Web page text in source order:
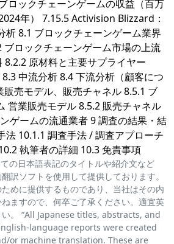
ロックチェーンゲームの収益（百万
年） 7.15.5 Activision Blizzard：
析 8.1 ブロックチェーンゲーム業界
ブロックチェーンゲーム市場の上流
8.2.2 原材料と主要サプライヤー
中流分析 8.4 下流分析（顧客につ
販売モデル、販売チャネル 8.5.1 ブ
営業販売モデル 8.5.2 販売チャネル
ゲームの流通業者 9 調査の結果・結
法 10.1.1 調査手法 / 調査アプローチ
執筆者の詳細 10.3 免責事項
の日本語表記のタイトルや紹介文など
訳ソフトを使用して提供しております。
めに提供するものであり、当社はその内
ますので、何卒ご了承ください。適宜英
い。 “All Japanese titles, abstracts, and
language reports were created
or machine translation. These are